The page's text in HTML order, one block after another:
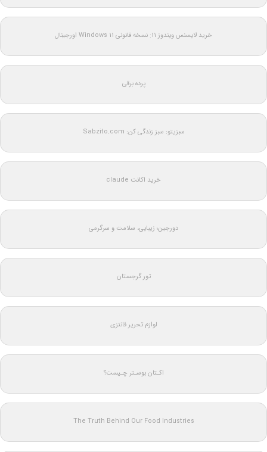
خرید لایسنس ویندوز 11: نسخه قانونی Windows 11 اورجینال
پرده برقی
سبزیتو: سبز زندگی کن: Sabzito.com
خرید اکانت claude
دورجین؛ زیبایی، سلامت و سرگرمی
تور گرجستان
لوازم تحریر فانتزی
اکـتان بوسـتر چـیست؟
The Truth Behind Our Food Industries